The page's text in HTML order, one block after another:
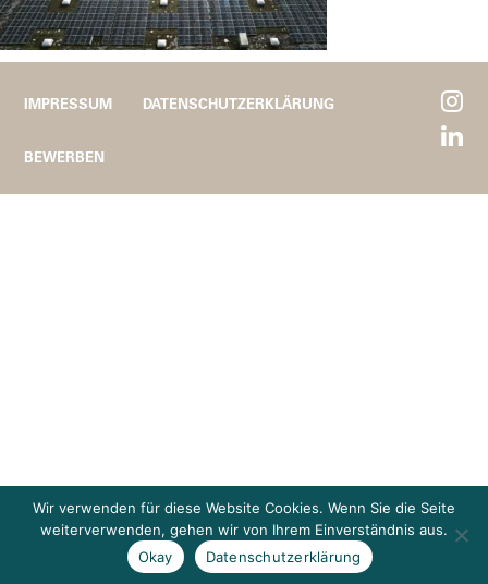
IMPRESSUM DATENSCHUTZERKLÄRUNG
BEWERBEN
Wir verwenden für diese Website Cookies. Wenn Sie die Seite
weiterverwenden, gehen wir von Ihrem Einverständnis aus.
Okay
Datenschutzerklärung